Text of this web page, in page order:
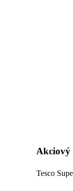
Akciový
Tesco